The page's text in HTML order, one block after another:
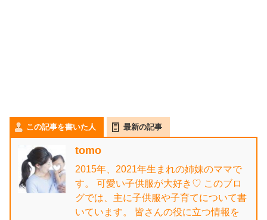
この記事を書いた人 最新の記事
tomo
2015年、2021年生まれの姉妹のママで
す。 可愛い子供服が大好き♡ このブロ
グでは、主に子供服や子育てについて書
いています。 皆さんの役に立つ情報を